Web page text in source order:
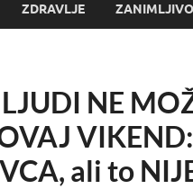
ZDRAVLJE
NE
ali to